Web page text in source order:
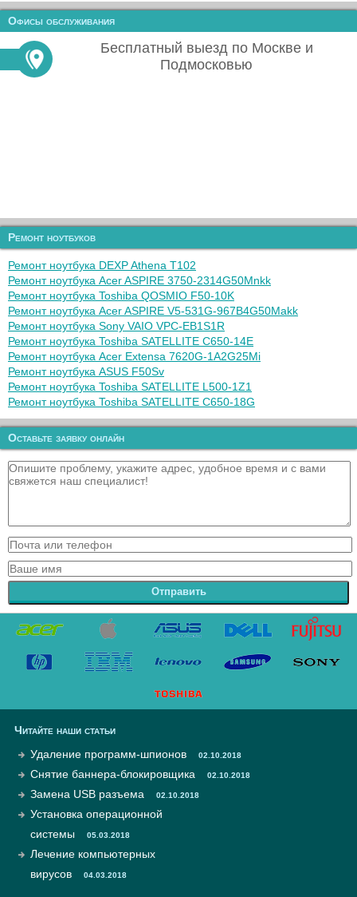
Офисы обслуживания
Бесплатный выезд по Москве и
Подмосковью
Ремонт ноутбуков
Ремонт ноутбука DEXP Athena T102
Ремонт ноутбука Acer ASPIRE 3750-2314G50Mnkk
Ремонт ноутбука Toshiba QOSMIO F50-10K
Ремонт ноутбука Acer ASPIRE V5-531G-967B4G50Makk
Ремонт ноутбука Sony VAIO VPC-EB1S1R
Ремонт ноутбука Toshiba SATELLITE C650-14E
Ремонт ноутбука Acer Extensa 7620G-1A2G25Mi
Ремонт ноутбука ASUS F50Sv
Ремонт ноутбука Toshiba SATELLITE L500-1Z1
Ремонт ноутбука Toshiba SATELLITE C650-18G
Оставьте заявку онлайн
Отправить
Читайте наши статьи
Удаление программ-шпионов
02.10.2018
Снятие баннера-блокировщика 02.10.2018
Замена USB разъема 02.10.2018
Установка операционной
системы
05.03.2018
Лечение компьютерных
вирусов
04.03.2018